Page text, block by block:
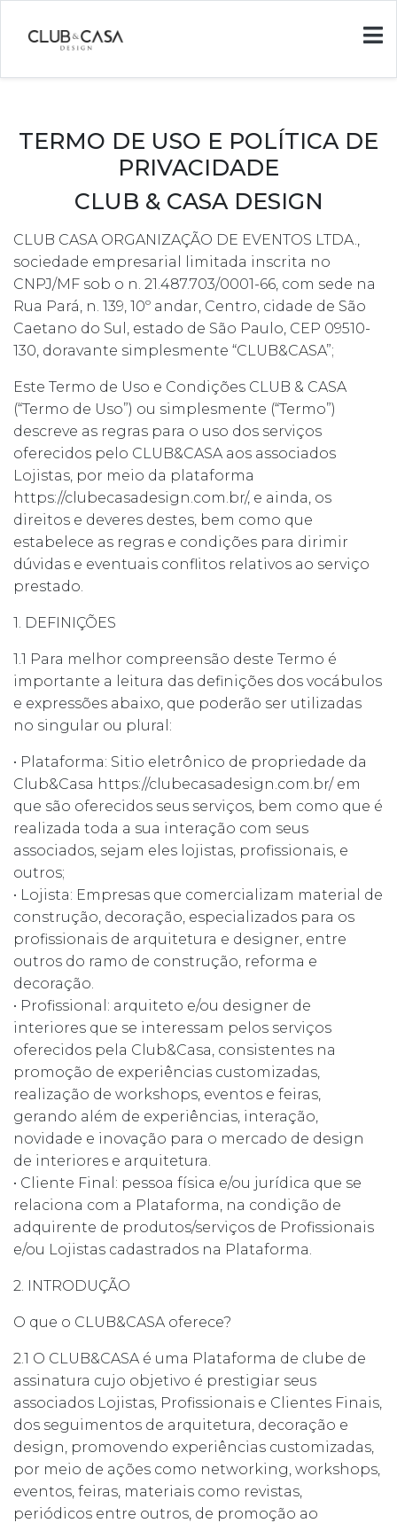
TERMO DE USO E POLÍTICA DE
PRIVACIDADE
CLUB & CASA DESIGN
CLUB CASA ORGANIZAÇÃO DE EVENTOS LTDA.,
sociedade empresarial limitada inscrita no
CNPJ/MF sob o n. 21.487.703/0001-66, com sede na
Rua Pará, n. 139, 10º andar, Centro, cidade de São
Caetano do Sul, estado de São Paulo, CEP 09510-
130, doravante simplesmente “CLUB&CASA”;
Este Termo de Uso e Condições CLUB & CASA
(“Termo de Uso”) ou simplesmente (“Termo”)
descreve as regras para o uso dos serviços
oferecidos pelo CLUB&CASA aos associados
Lojistas, por meio da plataforma
https://clubecasadesign.com.br/, e ainda, os
direitos e deveres destes, bem como que
estabelece as regras e condições para dirimir
dúvidas e eventuais conflitos relativos ao serviço
prestado.
1. DEFINIÇÕES
1.1 Para melhor compreensão deste Termo é
importante a leitura das definições dos vocábulos
e expressões abaixo, que poderão ser utilizadas
no singular ou plural:
• Plataforma: Sitio eletrônico de propriedade da
Club&Casa https://clubecasadesign.com.br/ em
que são oferecidos seus serviços, bem como que é
realizada toda a sua interação com seus
associados, sejam eles lojistas, profissionais, e
outros;
• Lojista: Empresas que comercializam material de
construção, decoração, especializados para os
profissionais de arquitetura e designer, entre
outros do ramo de construção, reforma e
decoração.
• Profissional: arquiteto e/ou designer de
interiores que se interessam pelos serviços
oferecidos pela Club&Casa, consistentes na
promoção de experiências customizadas,
realização de workshops, eventos e feiras,
gerando além de experiências, interação,
novidade e inovação para o mercado de design
de interiores e arquitetura.
• Cliente Final: pessoa física e/ou jurídica que se
relaciona com a Plataforma, na condição de
adquirente de produtos/serviços de Profissionais
e/ou Lojistas cadastrados na Plataforma.
2. INTRODUÇÃO
O que o CLUB&CASA oferece?
2.1 O CLUB&CASA é uma Plataforma de clube de
assinatura cujo objetivo é prestigiar seus
associados Lojistas, Profissionais e Clientes Finais,
dos seguimentos de arquitetura, decoração e
design, promovendo experiências customizadas,
por meio de ações como networking, workshops,
eventos, feiras, materiais como revistas,
periódicos entre outros, de promoção ao